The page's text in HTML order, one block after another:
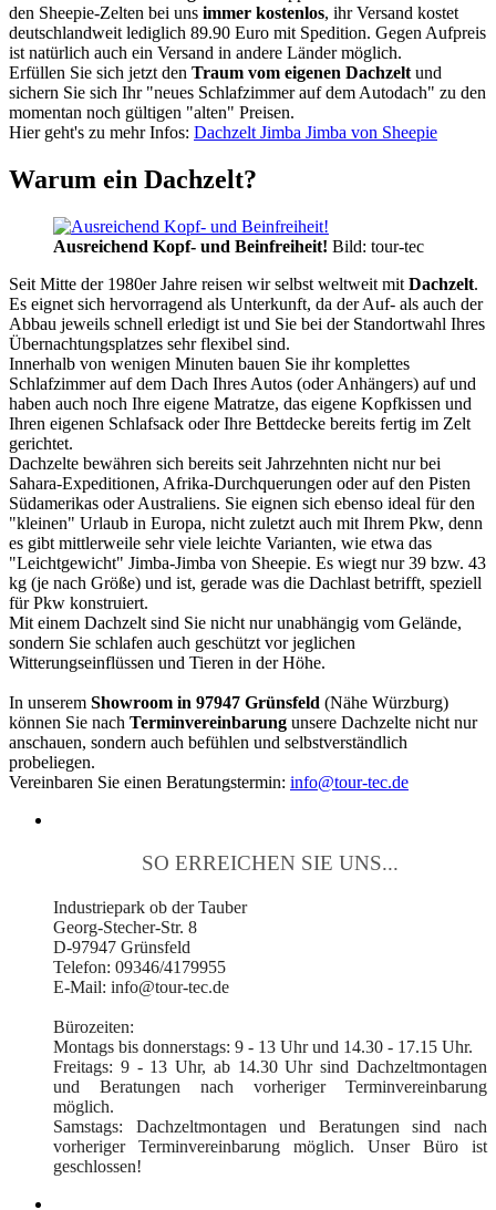
den Sheepie-Zelten bei uns immer kostenlos, ihr Versand kostet
deutschlandweit lediglich 89.90 Euro mit Spedition. Gegen Aufpreis
ist natürlich auch ein Versand in andere Länder möglich.
Erfüllen Sie sich jetzt den Traum vom eigenen Dachzelt und
sichern Sie sich Ihr "neues Schlafzimmer auf dem Autodach" zu den
momentan noch gültigen "alten" Preisen.
Hier geht's zu mehr Infos: Dachzelt Jimba Jimba von Sheepie
Warum ein Dachzelt?
Ausreichend Kopf- und Beinfreiheit! Bild: tour-tec
Seit Mitte der 1980er Jahre reisen wir selbst weltweit mit Dachzelt.
Es eignet sich hervorragend als Unterkunft, da der Auf- als auch der
Abbau jeweils schnell erledigt ist und Sie bei der Standortwahl Ihres
Übernachtungsplatzes sehr flexibel sind.
Innerhalb von wenigen Minuten bauen Sie ihr komplettes
Schlafzimmer auf dem Dach Ihres Autos (oder Anhängers) auf und
haben auch noch Ihre eigene Matratze, das eigene Kopfkissen und
Ihren eigenen Schlafsack oder Ihre Bettdecke bereits fertig im Zelt
gerichtet.
Dachzelte bewähren sich bereits seit Jahrzehnten nicht nur bei
Sahara-Expeditionen, Afrika-Durchquerungen oder auf den Pisten
Südamerikas oder Australiens. Sie eignen sich ebenso ideal für den
"kleinen" Urlaub in Europa, nicht zuletzt auch mit Ihrem Pkw, denn
es gibt mittlerweile sehr viele leichte Varianten, wie etwa das
"Leichtgewicht" Jimba-Jimba von Sheepie. Es wiegt nur 39 bzw. 43
kg (je nach Größe) und ist, gerade was die Dachlast betrifft, speziell
für Pkw konstruiert.
Mit einem Dachzelt sind Sie nicht nur unabhängig vom Gelände,
sondern Sie schlafen auch geschützt vor jeglichen
Witterungseinflüssen und Tieren in der Höhe.
In unserem Showroom in 97947 Grünsfeld (Nähe Würzburg)
können Sie nach Terminvereinbarung unsere Dachzelte nicht nur
anschauen, sondern auch befühlen und selbstverständlich
probeliegen.
Vereinbaren Sie einen Beratungstermin: info@tour-tec.de
SO ERREICHEN SIE UNS...
Industriepark ob der Tauber
Georg-Stecher-Str. 8
D-97947 Grünsfeld
Telefon: 09346/4179955
E-Mail: info@tour-tec.de
Bürozeiten:
Montags bis donnerstags: 9 - 13 Uhr und 14.30 - 17.15 Uhr.
Freitags: 9 - 13 Uhr, ab 14.30 Uhr sind Dachzeltmontagen
und Beratungen nach vorheriger Terminvereinbarung
möglich.
Samstags: Dachzeltmontagen und Beratungen sind nach
vorheriger Terminvereinbarung möglich. Unser Büro ist
geschlossen!